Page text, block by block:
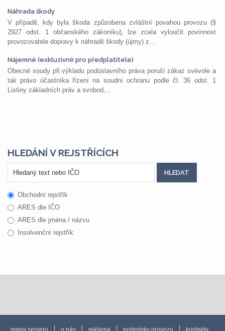
Náhrada škody
V případě, kdy byla škoda způsobena zvláštní povahou provozu (§
2927 odst. 1 občanského zákoníku), lze zcela vyloučit povinnost
provozovatele dopravy k náhradě škody (újmy) z...
Nájemné (exkluzivně pro předplatitele)
Obecné soudy při výkladu podústavního práva poruší zákaz svévole a
tak právo účastníka řízení na soudní ochranu podle čl. 36 odst. 1
Listiny základních práv a svobod,...
HLEDÁNÍ V REJSTŘÍCÍCH
Obchodní rejstřík
ARES dle IČO
ARES dle jména / názvu
Insolvenční rejstřík
mapa serveru o nás reklama podmínky provozu kontakty